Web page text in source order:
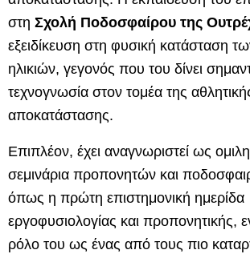
στη Σχολή Ποδοσφαίρου της
εξειδίκευση στη φυσική κατάσταση
ηλικιών, γεγονός που του δίνει
τεχνογνωσία στον τομέα της
αποκατάστασης.
Επιπλέον, έχει αναγνωριστεί ως
σεμινάρια προπονητών και
όπως η πρώτη επιστημονική ημερίδα
εργοφυσιολογίας και προπονητικής,
ρόλο του ως ένας από τους πιο